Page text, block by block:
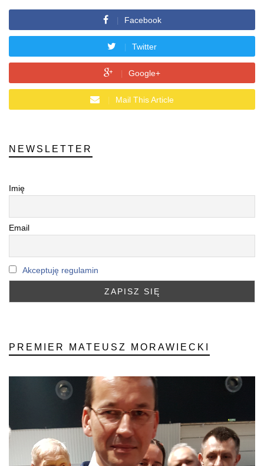
Facebook
Twitter
Google+
Mail This Article
NEWSLETTER
Imię
Email
Akceptuję regulamin
PREMIER MATEUSZ MORAWIECKI